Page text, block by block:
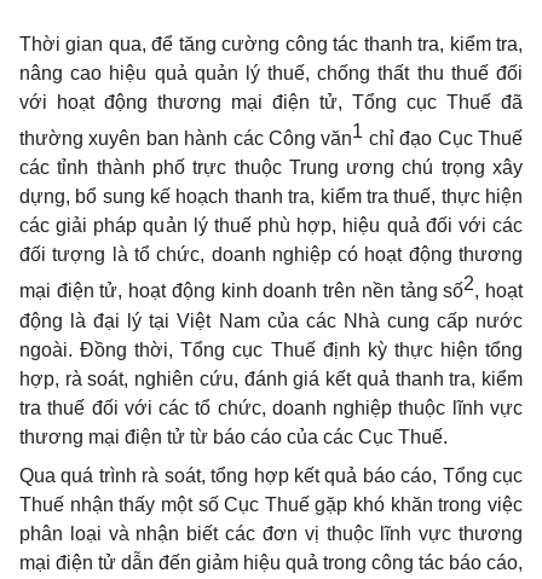
Thời gian qua,để tăng cường công tác thanh tra, kiểm tra,
nâng cao hiệu quả quản lý thuế, chống thất thu thuế đối
với hoạt động thương mại điện tử, Tổng cục Thuế đã
thường xuyên ban hành các Công văn1 chỉ đạo Cục Thuế
các tỉnh thành phố trực thuộc Trung ương chú trọng xây
dựng, bổ sung kế hoạch thanh tra, kiểm tra thuế, thực hiện
các giải pháp quản lý thuế phù hợp, hiệu quả đối với các
đối tượng là tổ chức, doanh nghiệp có hoạt động thương
mại điện tử, hoạt động kinh doanh trên nền tảng số2, hoạt
động là đại lý tại Việt Nam của các Nhà cung cấp nước
ngoài. Đồng thời, Tổng cục Thuế định kỳ thực hiện tổng
hợp, rà soát, nghiên cứu, đánh giá kết quả thanh tra, kiểm
tra thuế đối với các tổ chức, doanh nghiệp thuộc lĩnh vực
thương mại điện tử từ báo cáo của các Cục Thuế.
Qua quá trình rà soát, tổng hợp kết quả báo cáo, Tổng cục
Thuế nhận thấy một số Cục Thuế gặp khó khăn trong việc
phân loại và nhận biết các đơn vị thuộc lĩnh vực thương
mại điện tử dẫn đến giảm hiệu quả trong công tác báo cáo,